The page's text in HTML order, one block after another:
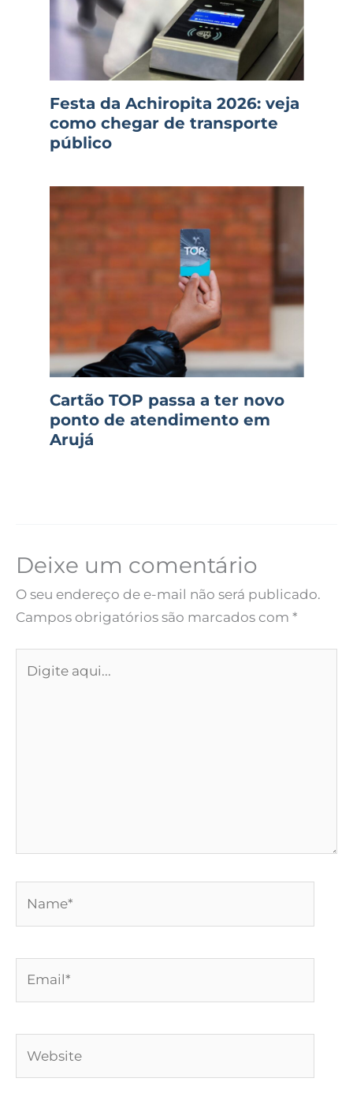
Festa da Achiropita 2026: veja
como chegar de transporte
público
Cartão TOP passa a ter novo
ponto de atendimento em
Arujá
Deixe um comentário
O seu endereço de e-mail não será publicado.
Campos obrigatórios são marcados com *
aqui...